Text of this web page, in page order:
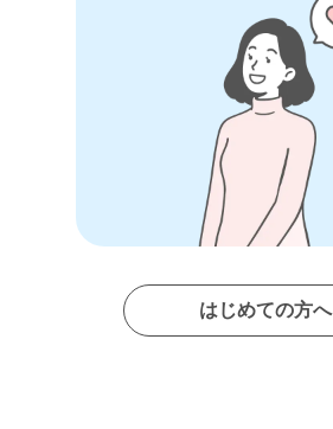
はじめての方へ